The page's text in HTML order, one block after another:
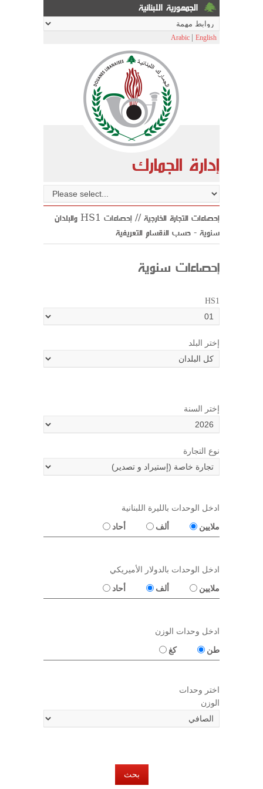
الجمهورية اللبنانية
Arabic English
إدارة الجمارك
والبلدان HS1 إحصاءات التجارة الخارجية // إحصاءات
سنوية - حسب الأقسام التعريفية
إحصاءات سنوية
HS1
إختر البلد
إختر السنة
نوع التجارة
ادخل الوحدات بالليرة اللبنانية
ملايين ألف أحاد
ادخل الوحدات بالدولار الأميريكي
ملايين ألف أحاد
ادخل وحدات الوزن
طن كغ
اختر وحدات
الوزن
بحث